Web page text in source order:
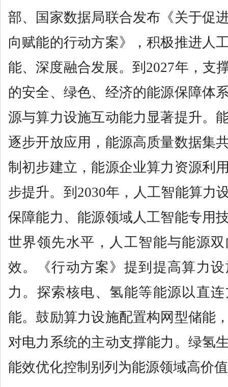
部、国家数据局联合发布《关于促
向赋能的行动方案》，积极推进人
能、深度融合发展。到2027年，支
的安全、绿色、经济的能源保障体
源与算力设施互动能力显著提升。
逐步开放应用，能源高质量数据集
制初步建立，能源企业算力资源利
步提升。到2030年，人工智能算力
保障能力、能源领域人工智能专用
世界领先水平，人工智能与能源
效。《行动方案》提到提高算力
力。探索核电、氢能等能源以直
能。鼓励算力设施配置构网型储能
对电力系统的主动支撑能力。绿氢
能效优化控制别列为能源领域高价